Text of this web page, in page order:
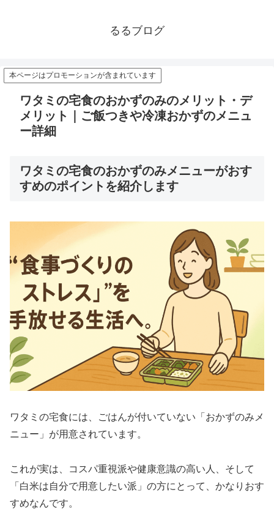
るるブログ
本ページはプロモーションが含まれています
ワタミの宅食のおかずのみのメリット・デ
メリット｜ご飯つきや冷凍おかずのメニュ
ー詳細
ワタミの宅食のおかずのみメニューがおす
すめのポイントを紹介します
ワタミの宅食には、ごはんが付いていない「おかずのみメ
ニュー」が用意されています。
これが実は、コスパ重視派や健康意識の高い人、そして
「白米は自分で用意したい派」の方にとって、かなりおす
すめなんです。